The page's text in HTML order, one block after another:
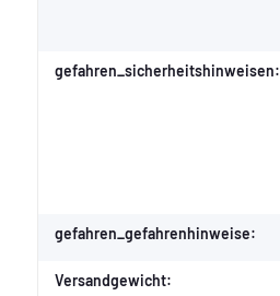
gefahren_sicherheitshinweisen:
gefahren_gefahrenhinweise:
Versandgewicht: